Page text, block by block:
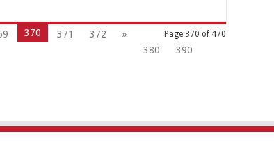
Page 370 of 470
370 371 372
»
380
390